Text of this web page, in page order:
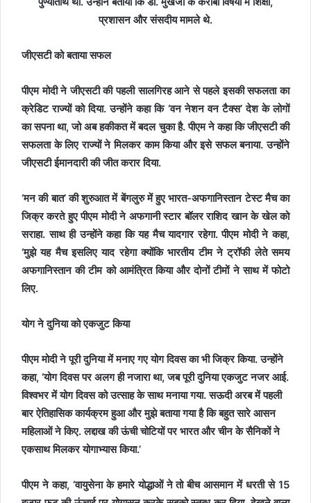
जीएसटी को बताया सफल
पीएम मोदी ने जीएसटी की पहली सालगिरह आने से पहले इसकी सफलता का
क्रेडिट राज्यों को दिया. उन्होंने कहा कि ‘वन नेशन वन टैक्स’ देश के लोगों
का सपना था, जो अब हकीकत में बदल चुका है. पीएम ने कहा कि जीएसटी की
सफलता के लिए राज्यों ने मिलकर काम किया और इसे सफल बनाया. उन्होंने
जीएसटी ईमानदारी की जीत करार दिया.
‘मन की बात’ की शुरुआत में बेंगलुरु में हुए भारत-अफगानिस्तान टेस्ट मैच का
जिक्र करते हुए पीएम मोदी ने अफगानी स्टार बॉलर राशिद खान के खेल को
सराहा. साथ ही उन्होंने कहा कि यह मैच यादगार रहेगा. पीएम मोदी ने कहा,
‘मुझे यह मैच इसलिए याद रहेगा क्योंकि भारतीय टीम ने ट्रॉफी लेते समय
अफगानिस्तान की टीम को आमंत्रित किया और दोनों टीमों ने साथ में फोटो
लिए.
योग ने दुनिया को एकजुट किया
पीएम मोदी ने पूरी दुनिया में मनाए गए योग दिवस का भी जिक्र किया. उन्होंने
कहा, ‘योग दिवस पर अलग ही नजारा था, जब पूरी दुनिया एकजुट नजर आई.
विश्वभर में योग दिवस को उत्साह के साथ मनाया गया. सऊदी अरब में पहली
बार ऐतिहासिक कार्यक्रम हुआ और मुझे बताया गया है कि बहुत सारे आसन
महिलाओं ने किए. लद्दाख की ऊंची चोटियों पर भारत और चीन के सैनिकों ने
एकसाथ मिलकर योगाभ्यास किया.’
पीएम ने कहा, ‘वायुसेना के हमारे योद्धाओं ने तो बीच आसमान में धरती से 15